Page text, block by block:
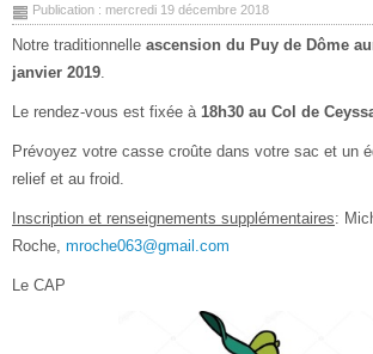
Publication : mercredi 19 décembre 2018
Notre traditionnelle ascension du Puy de Dôme
janvier 2019.
Le rendez-vous est fixée à 18h30 au Col de
Prévoyez votre casse croûte dans votre sac et un
relief et au froid.
Inscription et renseignements supplémentaires:
Roche, mroche063@gmail.com
Le CAP